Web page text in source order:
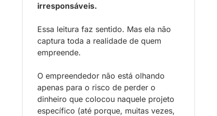
irresponsáveis.
Essa leitura faz sentido. Mas ela não
captura toda a realidade de quem
empreende.
O empreendedor não está olhando
apenas para o risco de perder o
dinheiro que colocou naquele projeto
específico (até porque, muitas vezes,